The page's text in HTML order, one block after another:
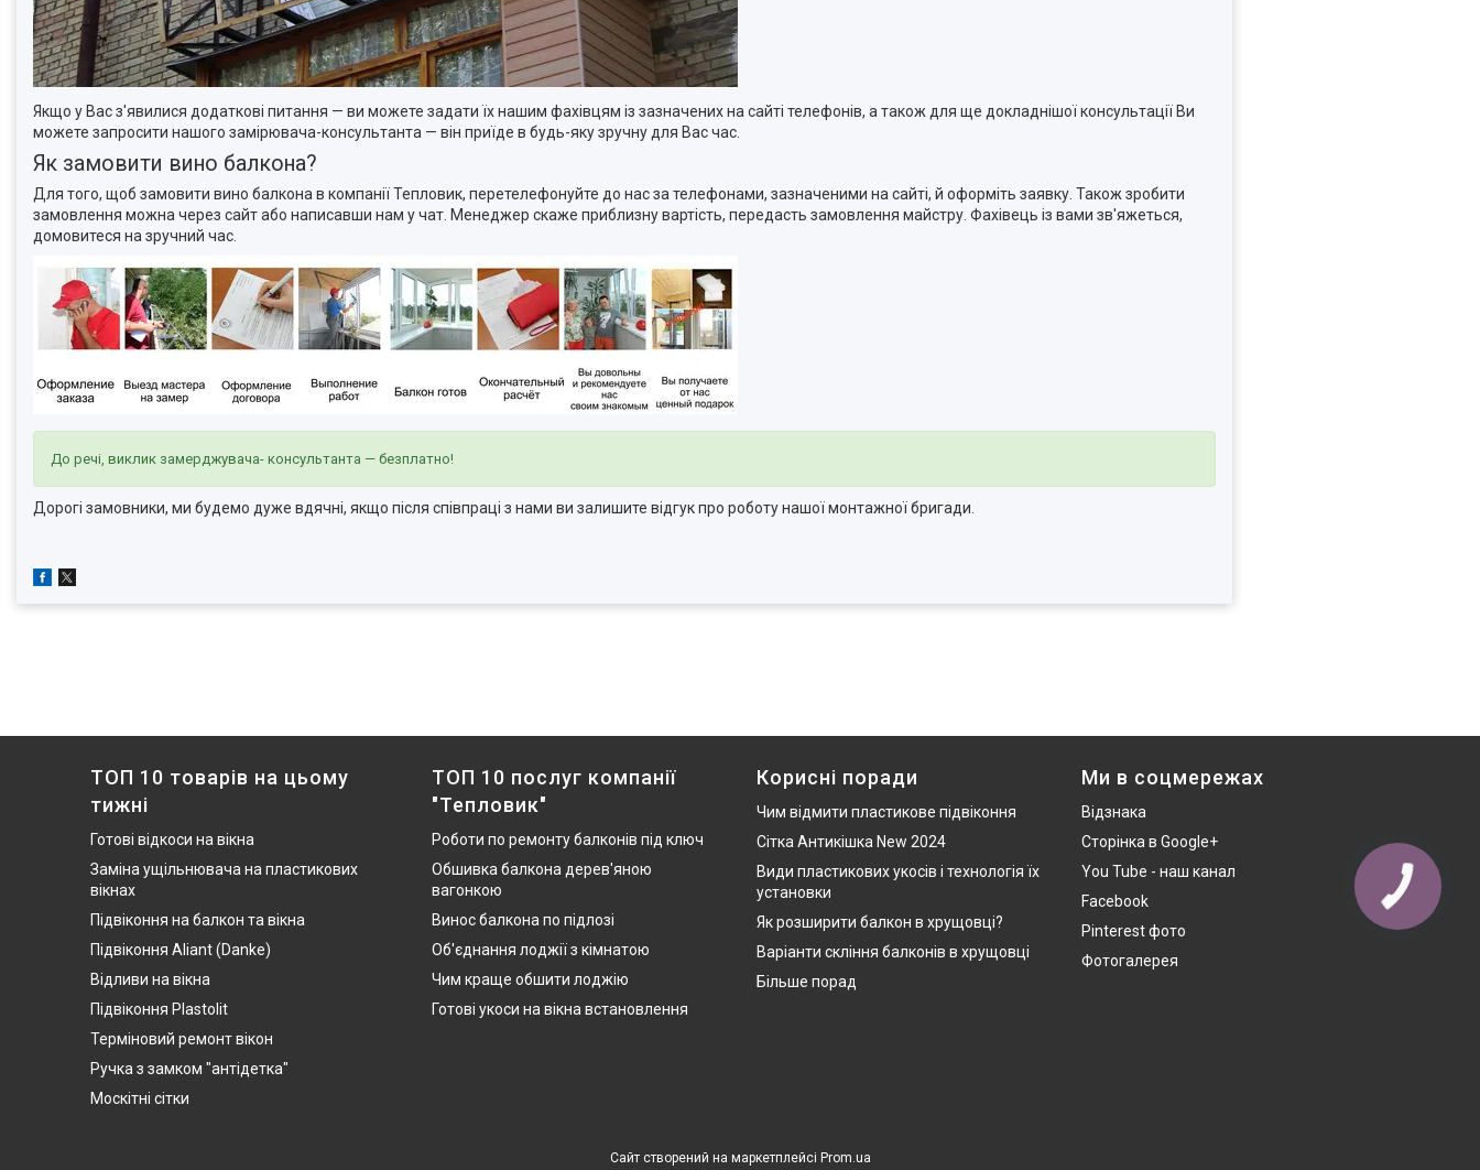
Якщо у Вас з'явилися додаткові питання — ви можете задати їх нашим фахівцям із зазначених на сайті телефонів, а також для ще докладнішої консультації Ви
можете запросити нашого замірювача-консультанта — він приїде в будь-яку зручну для Вас час.
Як замовити вино балкона?
Для того, щоб замовити вино балкона в компанії Тепловик, перетелефонуйте до нас за телефонами, зазначеними на сайті, й оформіть заявку. Також зробити
замовлення можна через сайт або написавши нам у чат. Менеджер скаже приблизну вартість, передасть замовлення майстру. Фахівець із вами зв'яжеться,
домовитеся на зручний час.
До речі, виклик замерджувача- консультанта — безплатно!
Дорогі замовники, ми будемо дуже вдячні, якщо після співпраці з нами ви залишите відгук про роботу нашої монтажної бригади.
ТОП 10 товарів на цьому
тижні
Готові відкоси на вікна
Заміна ущільнювача на пластикових
вікнах
Підвіконня на балкон та вікна
Підвіконня Aliant (Danke)
Відливи на вікна
Підвіконня Plastolit
Терміновий ремонт вікон
Ручка з замком "антідетка"
Москітні сітки
ТОП 10 послуг компанії
"Тепловик"
Роботи по ремонту балконів під ключ
Обшивка балкона дерев'яною
вагонкою
Винос балкона по підлозі
Об'єднання лоджії з кімнатою
Чим краще обшити лоджію
Готові укоси на вікна встановлення
Корисні поради
Чим відмити пластикове підвіконня
Сітка Антикішка New 2024
Види пластикових укосів і технологія їх
установки
Як розширити балкон в хрущовці?
Варіанти скління балконів в хрущовці
Більше порад
Ми в соцмережах
Відзнака
Сторінка в Google+
You Tube - наш канал
Facebook
Pinterest фото
Фотогалерея
Сайт створений на маркетплейсі Prom.ua